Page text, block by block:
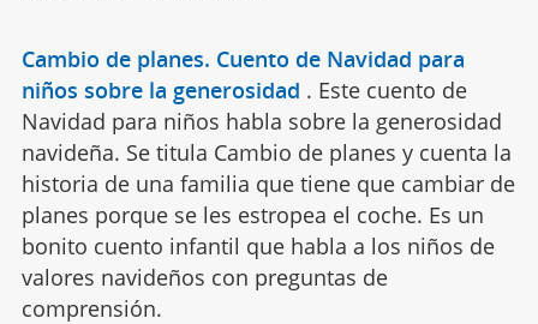
Cambio de planes. Cuento de Navidad para
niños sobre la generosidad . Este cuento de
Navidad para niños habla sobre la generosidad
navideña. Se titula Cambio de planes y cuenta la
historia de una familia que tiene que cambiar de
planes porque se les estropea el coche. Es un
bonito cuento infantil que habla a los niños de
valores navideños con preguntas de
comprensión.